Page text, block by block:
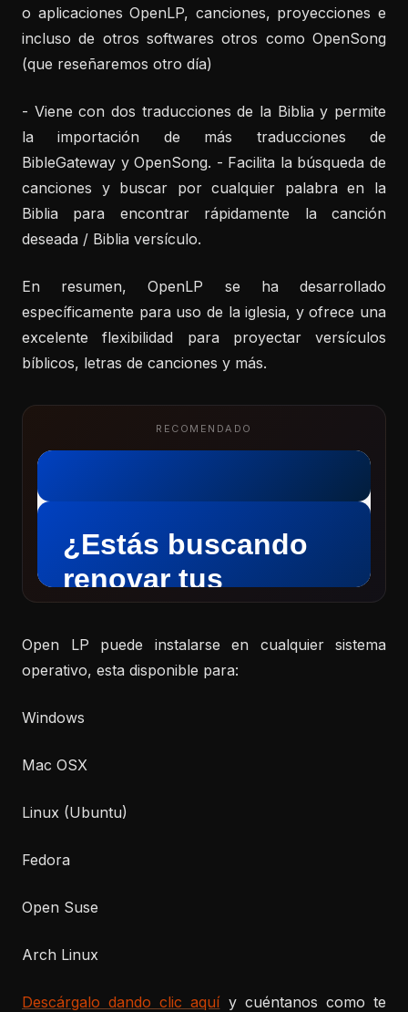
o aplicaciones OpenLP, canciones, proyecciones e
incluso de otros softwares otros como OpenSong
(que reseñaremos otro día)
- Viene con dos traducciones de la Biblia y permite
la importación de más traducciones de
BibleGateway y OpenSong. - Facilita la búsqueda de
canciones y buscar por cualquier palabra en la
Biblia para encontrar rápidamente la canción
deseada / Biblia versículo.
En resumen, OpenLP se ha desarrollado
específicamente para uso de la iglesia, y ofrece una
excelente flexibilidad para proyectar versículos
bíblicos, letras de canciones y más.
RECOMENDADO
Open LP puede instalarse en cualquier sistema
operativo, esta disponible para:
Windows
Mac OSX
Linux (Ubuntu)
Fedora
Open Suse
Arch Linux
Descárgalo dando clic aquíy cuéntanos como te